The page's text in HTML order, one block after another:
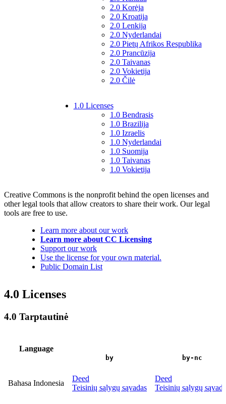
2.0 Korėja
2.0 Kroatija
2.0 Lenkija
2.0 Nyderlandai
2.0 Pietų Afrikos Respublika
2.0 Prancūzija
2.0 Taivanas
2.0 Vokietija
2.0 Čilė
1.0 Licenses
1.0 Bendrasis
1.0 Brazilija
1.0 Izraelis
1.0 Nyderlandai
1.0 Suomija
1.0 Taivanas
1.0 Vokietija
Creative Commons is the nonprofit behind the open licenses and
other legal tools that allow creators to share their work. Our legal
tools are free to use.
Learn more about our work
Learn more about CC Licensing
Support our work
Use the license for your own material.
Public Domain List
4.0 Licenses
4.0 Tarptautinė
Language
by by-nc
Bahasa Indonesia
Deed
Teisinių sąlygų sąvadas
Deed
Teisinių sąlygų